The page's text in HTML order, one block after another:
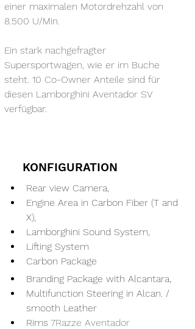
einer maximalen Motordrehzahl von
8.500 U/Min.
Ein stark nachgefragter
Supersportwagen, wie er im Buche
steht. 10 Co-Owner Anteile sind für
diesen Lamborghini Aventador SV
verfügbar.
KONFIGURATION
Rear view Camera,
Engine Area in Carbon Fiber (T and
X),
Lamborghini Sound System,
Lifting System
Carbon Package
Branding Package with Alcantara,
Multifunction Steering in Alcan. /
smooth Leather
Rims 7Razze Aventador